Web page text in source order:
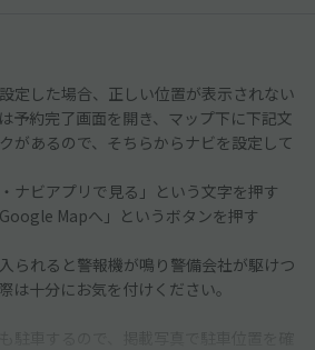
定した場合、正しい位置が表示されない
予約完了画面を開き、マップ下に下記文
があるので、そちらからナビを設定して
ナビアプリで見る」という文字を押す
Mapへ」というボタンを押す
られると警報機が鳴り警備会社が駆けつ
は十分にお気を付けください。